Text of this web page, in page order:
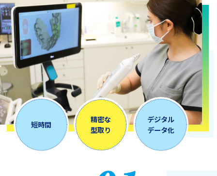
短時間
精密な
型取り
デジタル
データ化